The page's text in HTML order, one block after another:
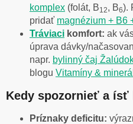
komplex (folát, B12, B6).
pridať magnézium + B6
Tráviaci komfort: ak
úprava dávky/
napr. bylinný čaj
blogu Vitamíny &
Kedy spozornieť a ísť
Príznaky deficitu: